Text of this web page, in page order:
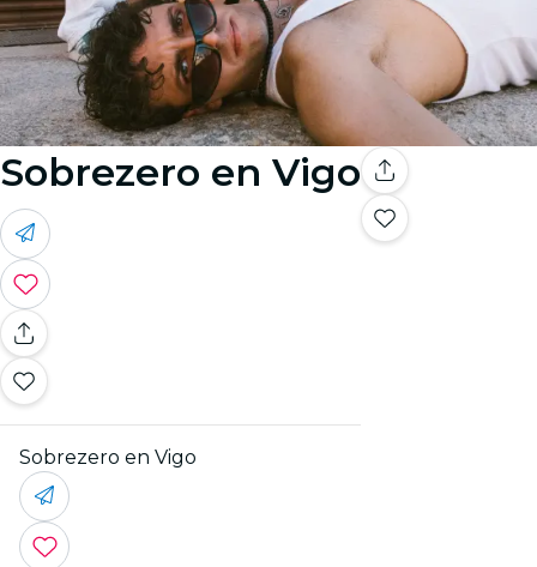
Sobrezero en Vigo
Sobrezero en Vigo